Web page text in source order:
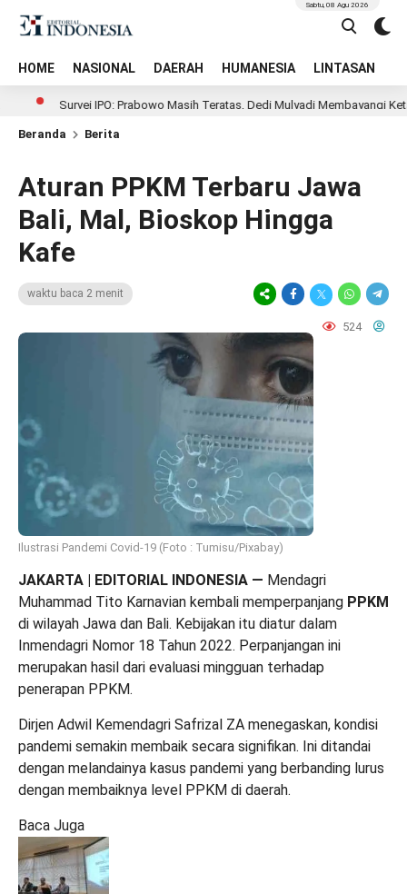
HOME NASIONAL DAERAH HUMANESIA LINTASAN
Sabtu, 08 Agu 2026
Survei IPO: Prabowo Masih Teratas, Dedi Mulyadi Membayangi Ketat
Beranda Berita
Aturan PPKM Terbaru Jawa
Bali, Mal, Bioskop Hingga
Kafe
waktu baca 2 menit
524
Ilustrasi Pandemi Covid-19 (Foto : Tumisu/Pixabay)
JAKARTA | EDITORIAL INDONESIA — Mendagri
Muhammad Tito Karnavian kembali memperpanjang PPKM
di wilayah Jawa dan Bali. Kebijakan itu diatur dalam
Inmendagri Nomor 18 Tahun 2022. Perpanjangan ini
merupakan hasil dari evaluasi mingguan terhadap
penerapan PPKM.
Dirjen Adwil Kemendagri Safrizal ZA menegaskan, kondisi
pandemi semakin membaik secara signifikan. Ini ditandai
dengan melandainya kasus pandemi yang berbanding lurus
dengan membaiknya level PPKM di daerah.
Baca Juga